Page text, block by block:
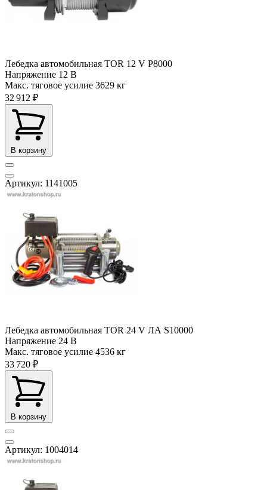
Лебедка автомобильная TOR 12 V P8000
Напряжение 12 В
Макс. тяговое усилие 3629 кг
32 912 ₽
В корзину
Артикул: 1141005
Лебедка автомобильная TOR 24 V ЛА S10000
Напряжение 24 В
Макс. тяговое усилие 4536 кг
33 720 ₽
В корзину
Артикул: 1004014